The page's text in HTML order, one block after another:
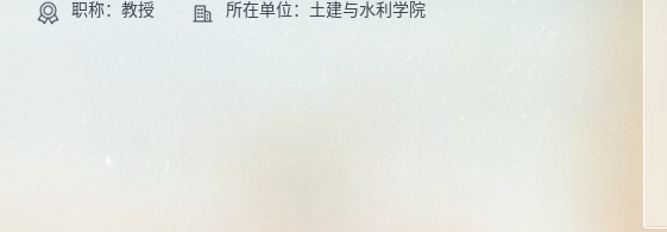
职称：教授 所在单位：土建与水利学院